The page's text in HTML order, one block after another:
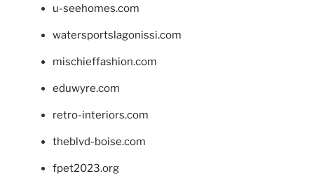
u-seehomes.com
watersportslagonissi.com
mischieffashion.com
eduwyre.com
retro-interiors.com
theblvd-boise.com
fpet2023.org